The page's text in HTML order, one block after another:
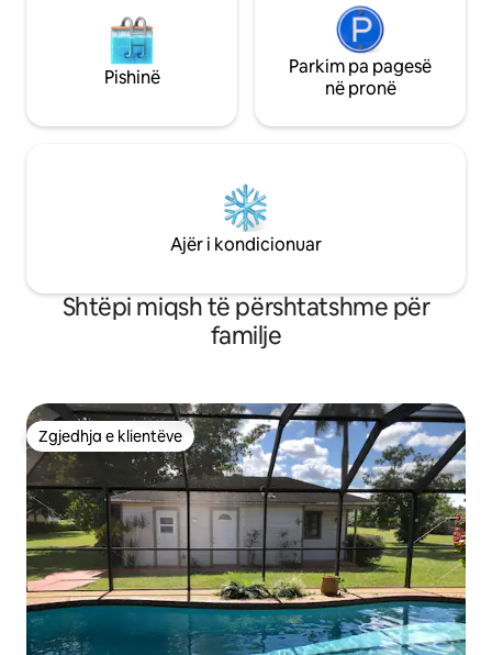
Pishinë
Parkim pa pagesë
në pronë
Ajër i kondicionuar
Shtëpi miqsh të përshtatshme për
familje
Zgjedhja e klientëve
Zgjedhja e klientëve